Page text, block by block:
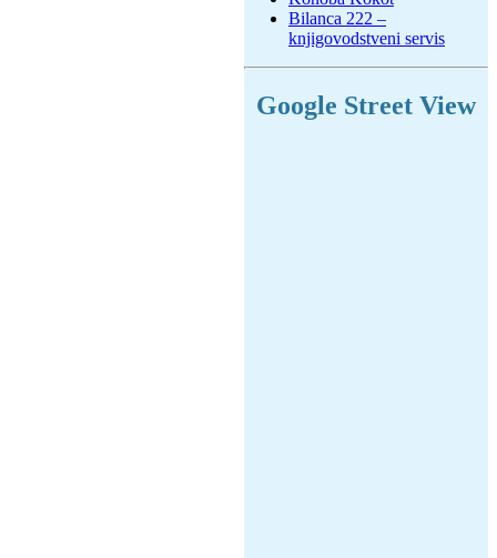
Bilanca 222 –
knjigovodstveni servis
Google Street View